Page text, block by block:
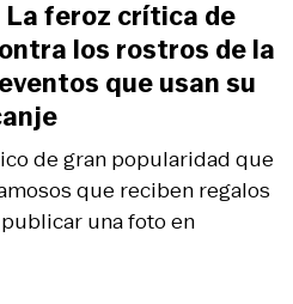
de gran popularidad que
que reciben regalos
una foto en
La feroz crítica de
los rostros de la
que usan su